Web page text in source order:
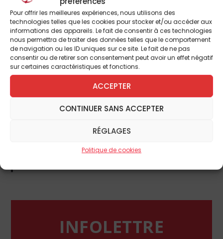
Pour offrir les meilleures expériences, nous utilisons des
technologies telles que les cookies pour stocker et/ou accéder aux
informations des appareils. Le fait de consentir à ces technologies
nous permettra de traiter des données telles que le comportement
de navigation ou les ID uniques sur ce site. Le fait de ne pas
consentir ou de retirer son consentement peut avoir un effet négatif
sur certaines caractéristiques et fonctions.
ACCEPTER
CONTINUER SANS ACCEPTER
RÉGLAGES
Politique de cookies
est petite, la comédienne qui joue Ana
adulte et la marionnettiste incarnant aussi la
figure de la mère d’Ana. Le décor très ajusté
au rythme de la pièce enveloppe le
mouvement de la pensée et des sentiments
d’Ana et contribue fortement à la perception
de ce qui se joue réellement au-delà du fictif
dans la réalité des situations décrites. Une
pièce forte et pleine d’intelligence !
e, jusqu’au 17 avril. Mardi,
samedi à 16 h et 20 h 30 ; dimanche à 15 h. Rés. :
INFOLETTRE